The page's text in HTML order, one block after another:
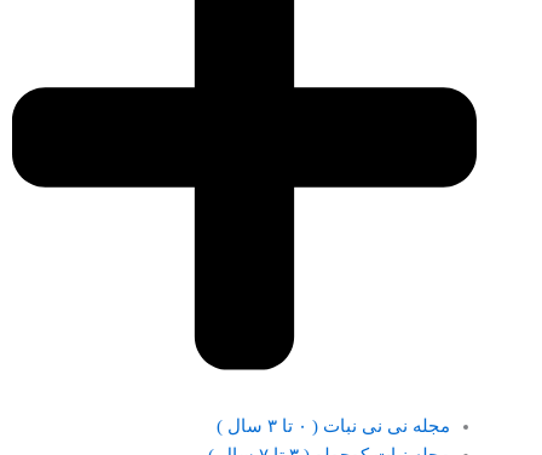
مجله نی نی نبات ( ۰ تا ۳ سال )